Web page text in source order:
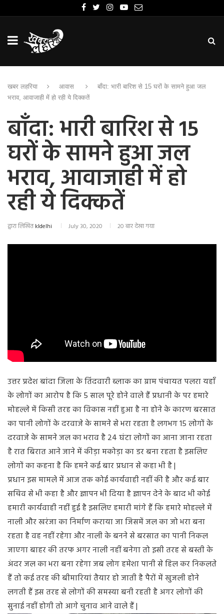
खबर लहरिया आवास
बाँदा: भारी बारिश से 15 घरों के सामने हुआ जल
भराव, आवाजाही में हो रही ये दिक्कतें
बाँदा: भारी बारिश से 15
घरों के सामने हुआ जल
भराव, आवाजाही में हो
रही ये दिक्कतें
द्वारा लिखितkldelhi July 30, 2020 20 बार देखा गया
उत्तर प्रदेश बांदा जिला के तिंदवारी ब्लाक का ग्राम पंचायत पलरा यहाँ
के लोगों का आरोप है कि 5 साल पूरे होने वाले हैं प्रधानी के पर हमारे
मोहल्ले में किसी तरह का विकास नहीं हुआ है ना होने के कारण बरसात
का पानी लोगों के दरवाजे के सामने से भरा रहता है लगभग 15 लोगों के
दरवाजे के सामने जल का भराव है 24 घंटा लोगों का आना जाना रहता
है रात बिरात आने जाने में कीड़ा मकोड़ा का डर बना रहता है इसलिए
लोगों का कहना है कि हमने कई बार प्रधान से कहा भी है |
प्रधान इस मामले में आज तक कोई कार्यवाही नहीं की है और कई बार
सचिव से भी कहा है और ज्ञापन भी दिया है ज्ञापन देने के बाद भी कोई
हमारी कार्यवाही नहीं हुई है इसलिए हमारी मांगे हैं कि हमारे मोहल्ले में
नाली और खरंजा का निर्माण कराया जा जिसमें जल का जो भरा बना
रहता है वह नहीं रहेगा और नाली के बनने से बरसात का पानी निकल
जाएगा बाहर की तरफ अगर नाली नहीं बनेगा तो इसी तरह से बस्ती के
अंदर जल का भरा बना रहेगा जब लोग हमेशा पानी से हिल कर निकलते
हैं तो कई तरह की बीमारियां तैयार हो जाती है पैरों में खुजली होने
लगती हैं इस तरह से लोगों की समस्या बनी रहती है अगर लोगों की
सुनाई नहीं होगी तो आगे चुनाव आने वाले हैं |